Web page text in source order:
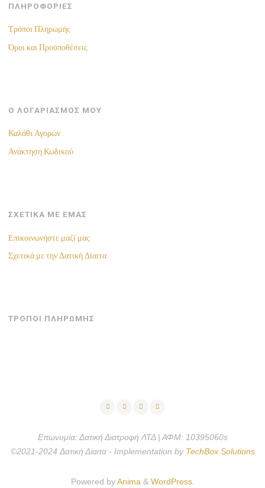
ΠΛΗΡΟΦΟΡΙΕΣ
Τρόποι Πληρωμής
Όροι και Προϋποθέσεις
Ο ΛΟΓΑΡΙΑΣΜΟΣ ΜΟΥ
Καλάθι Αγορών
Ανάκτηση Κωδικού
ΣΧΕΤΙΚΑ ΜΕ ΕΜΑΣ
Επικοινωνήστε μαζί μας
Σχετικά με την Δατική Δίαιτα
ΤΡΟΠΟΙ ΠΛΗΡΩΜΗΣ
Επωνυμία: Δατική Διατροφή ΛΤΔ | ΑΦΜ: 10395060s
©2021-2024 Δατική Δίαιτα - Implementation by TechBox Solutions
Powered byAnima& WordPress.